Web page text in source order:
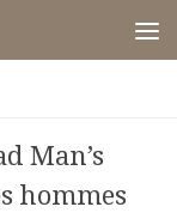
Man’s
hommes